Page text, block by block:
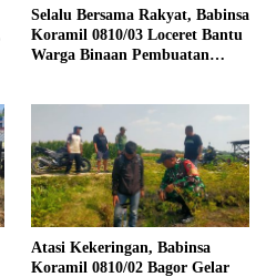
Selalu Bersama Rakyat, Babinsa
Koramil 0810/03 Loceret Bantu
Warga Binaan Pembuatan
Atasi Kekeringan, Babinsa
Koramil 0810/02 Bagor Gelar